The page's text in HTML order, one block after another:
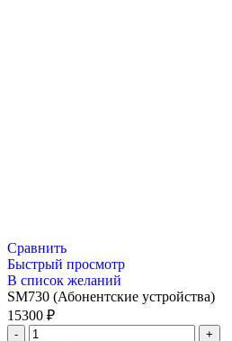
Сравнить
Быстрый просмотр
В список желаний
SM730 (Абонентские устройства)
15300 ₽